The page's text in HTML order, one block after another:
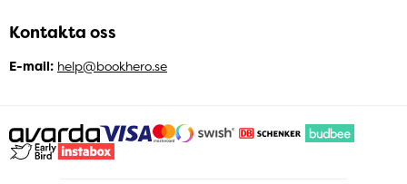
Kontakta oss
E-mail: help@bookhero.se